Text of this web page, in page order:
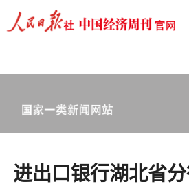
进出口银行湖北省